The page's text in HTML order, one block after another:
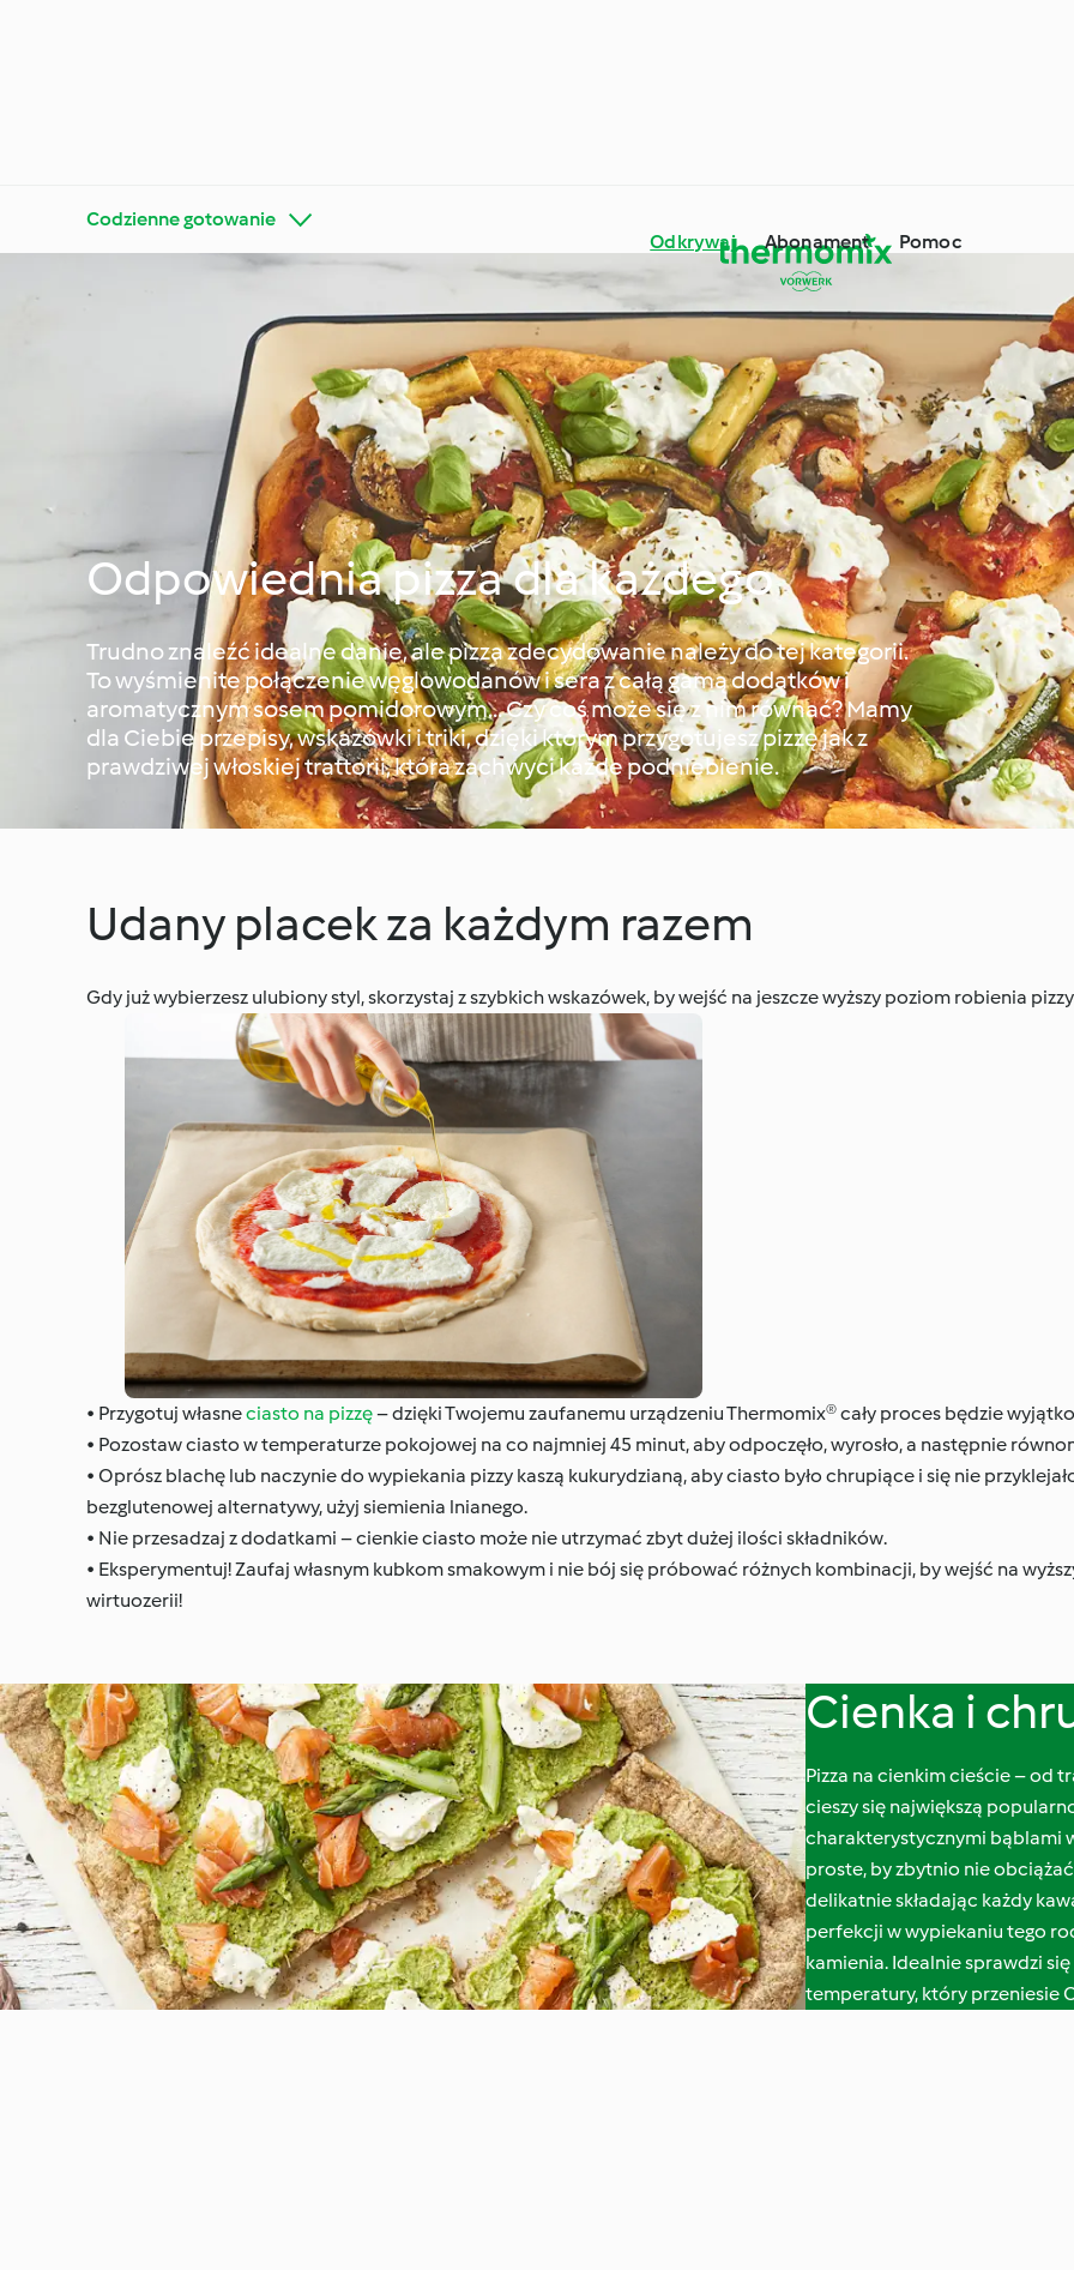
Odkrywaj Abonament Pomoc
Codzienne gotowanie
Poznaj platformę
Thermomix® - porady i
wskazówki
Składniki
Diety i trendy kulinarne Specjalne okazje i pory roku
Dookoła świata z
Cookidoo®
Odpowiednia pizza dla każdego
Trudno znaleźć idealne danie, ale pizza zdecydowanie należy do tej kategorii.
To wyśmienite połączenie węglowodanów i sera z całą gamą dodatków i
aromatycznym sosem pomidorowym… Czy coś może się z nim równać? Mamy
dla Ciebie przepisy, wskazówki i triki, dzięki którym przygotujesz pizzę jak z
prawdziwej włoskiej trattorii, która zachwyci każde podniebienie.
Udany placek za każdym razem
Gdy już wybierzesz ulubiony styl, skorzystaj z szybkich wskazówek, by wejść na jeszcze wyższy poziom robienia
• Przygotuj własneciasto na pizzę– dzięki Twojemu zaufanemu urządzeniu Thermomix® cały proces będzie
• Pozostaw ciasto w temperaturze pokojowej na co najmniej 45 minut, aby odpoczęło, wyrosło, a następnie
• Oprósz blachę lub naczynie do wypiekania pizzy kaszą kukurydzianą, aby ciasto było chrupiące i się nie
bezglutenowej alternatywy, użyj siemienia lnianego.
• Nie przesadzaj z dodatkami – cienkie ciasto może nie utrzymać zbyt dużej ilości składników.
• Eksperymentuj! Zaufaj własnym kubkom smakowym i nie bój się próbować różnych kombinacji, by wejść na
wirtuozerii!
Cienka i
Pizza na cienkim cieście – od
cieszy się największą
charakterystycznymi bąblami
proste, by zbytnio nie obciążać
delikatnie składając każdy
perfekcji w wypiekaniu tego
kamienia. Idealnie sprawdzi
temperatury, który przeniesie